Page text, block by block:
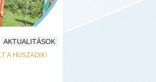
AKTUALITÁSOK
A HUSZADIK!